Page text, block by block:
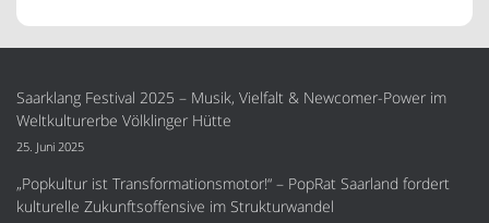
Saarklang Festival 2025 – Musik, Vielfalt & Newcomer-Power im
Weltkulturerbe Völklinger Hütte
25. Juni 2025
„Popkultur ist Transformationsmotor!“ – PopRat Saarland fordert
kulturelle Zukunftsoffensive im Strukturwandel